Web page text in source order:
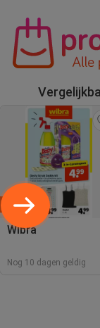
Tip
Wibra
Nog 10 dagen geldig